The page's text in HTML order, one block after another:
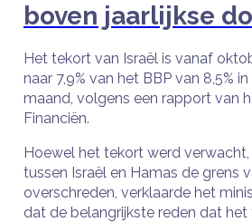
boven jaarlijkse
Het tekort van Israël is vanaf
naar 7,9% van het BBP van 8,5%
maand, volgens een rapport van
Financiën.
Hoewel het tekort werd
tussen Israël en Hamas de grens
overschreden, verklaarde het
dat de belangrijkste reden dat